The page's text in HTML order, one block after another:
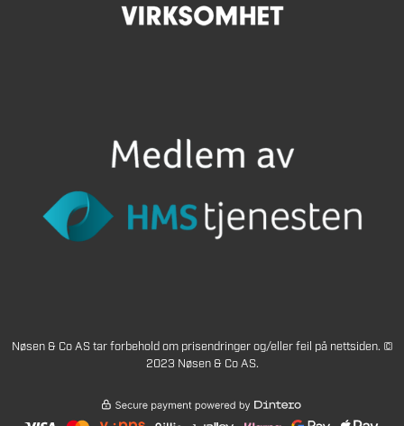
Nøsen & Co AS tar forbehold om prisendringer og/eller feil på nettsiden. ©
2023 Nøsen & Co AS.